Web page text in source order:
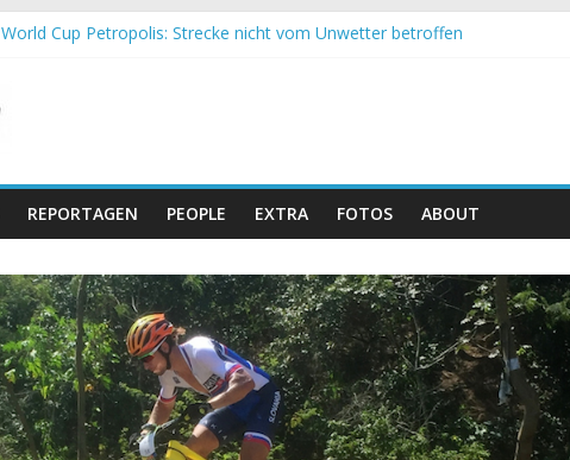
World Cup Petropolis: Strecke nicht vom Unwetter betroffen
REPORTAGEN PEOPLE EXTRA FOTOS ABOUT